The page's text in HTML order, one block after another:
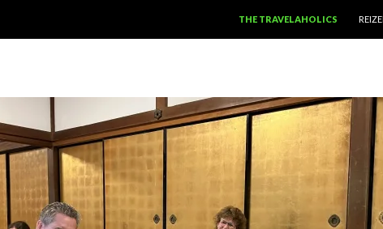
THE TRAVELAHOLICS